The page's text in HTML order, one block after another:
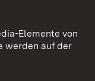
Elemente von
werden auf der